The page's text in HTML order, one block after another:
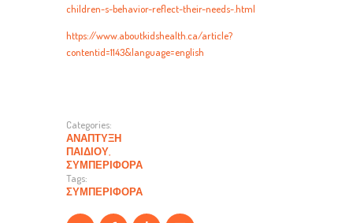
children-s-behavior-reflect-their-needs-.html
https://www.aboutkidshealth.ca/article?
contentid=1143&language=english
Categories:
ΑΝΆΠΤΥΞΗ
ΠΑΙΔΙΟΎ
ΣΥΜΠΕΡΙΦΟΡΆ
Tags:
ΣΥΜΠΕΡΙΦΟΡΆ